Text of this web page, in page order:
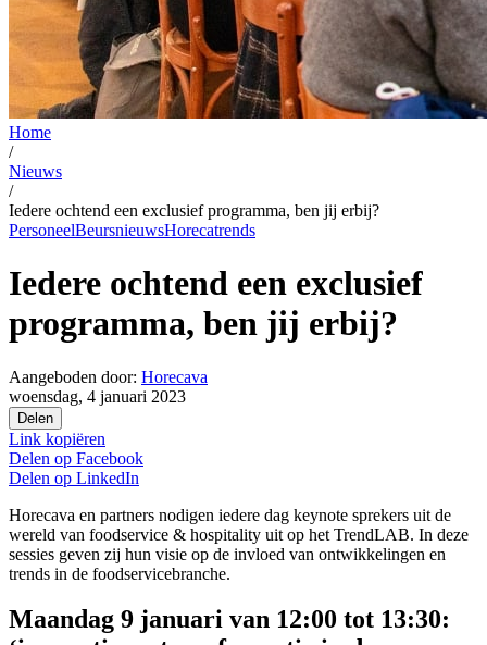
Home
/
Nieuws
/
Iedere ochtend een exclusief programma, ben jij erbij?
PersoneelBeursnieuwsHorecatrends
Iedere ochtend een exclusief
programma, ben jij erbij?
Aangeboden door: Horecava
woensdag, 4 januari 2023
Delen
Link kopiëren
Delen op Facebook
Delen op LinkedIn
Horecava en partners nodigen iedere dag keynote sprekers uit de
wereld van foodservice & hospitality uit op het TrendLAB. In deze
sessies geven zij hun visie op de invloed van ontwikkelingen en
trends in de foodservicebranche.
Maandag 9 januari van 12:00 tot 13:30: